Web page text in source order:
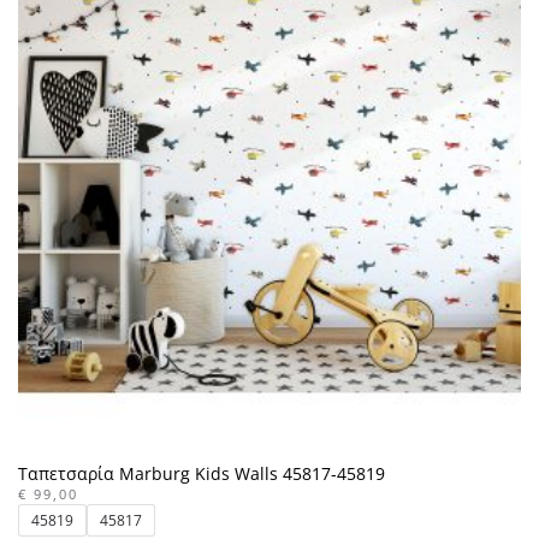
Ταπετσαρία Marburg Kids Walls 45817-45819
€ 99,00
45819 45817